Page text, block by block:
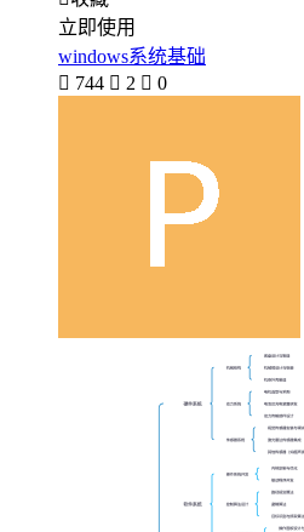
立即使用
windows系统基础
 744  2  0